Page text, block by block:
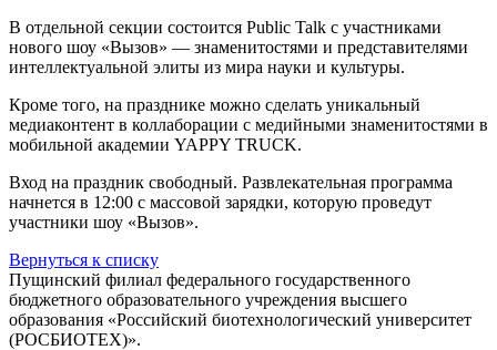
В отдельной секции состоится Public Talk с участниками
нового шоу «Вызов» — знаменитостями и представителями
интеллектуальной элиты из мира науки и культуры.
Кроме того, на празднике можно сделать уникальный
медиаконтент в коллаборации с медийными знаменитостями в
мобильной академии YAPPY TRUCK.
Вход на праздник свободный. Развлекательная программа
начнется в 12:00 с массовой зарядки, которую проведут
участники шоу «Вызов».
Вернуться к списку
Пущинский филиал федерального государственного
бюджетного образовательного учреждения высшего
образования «Российский биотехнологический университет
(РОСБИОТЕХ)».